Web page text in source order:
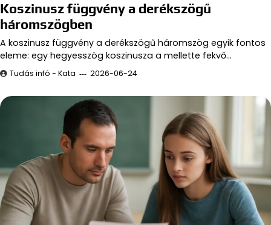
Koszinusz függvény a derékszögű
háromszögben
A koszinusz függvény a derékszögű háromszög egyik fontos
eleme: egy hegyesszög koszinusza a mellette fekvő…
Tudás infó - Kata 2026-06-24